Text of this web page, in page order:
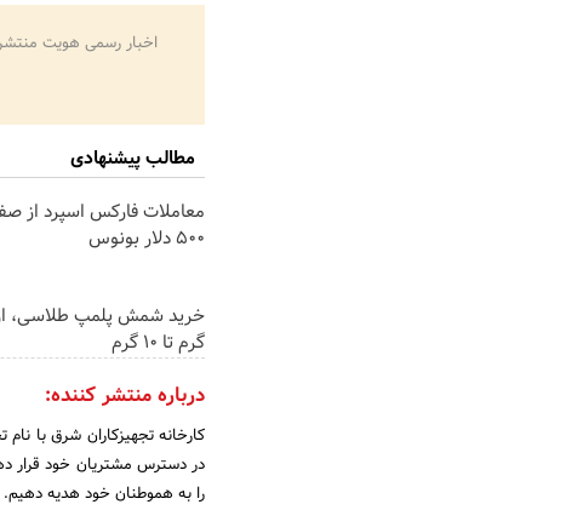
اخبار رسمی هویت
مطالب پیشنهادی
معاملات فارکس اسپرد از
۵۰۰ دلار بونوس
گرم تا ۱۰ گرم
درباره منتشر کننده:
کارخانه تجهیزکاران شرق با
در دسترس مشتریان خود قرار
را به هموطنان خود هدیه دهیم.